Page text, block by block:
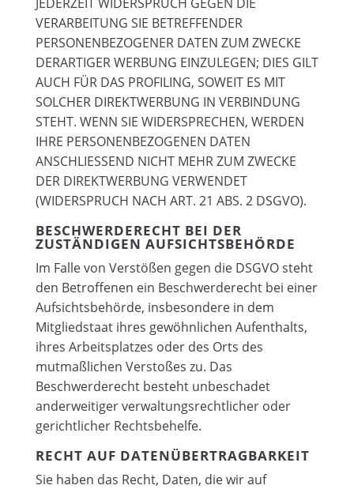
VERARBEITUNG SIE BETREFFENDER
PERSONENBEZOGENER DATEN ZUM ZWECKE
DERARTIGER WERBUNG EINZULEGEN; DIES GILT
AUCH FÜR DAS PROFILING, SOWEIT ES MIT
SOLCHER DIREKTWERBUNG IN VERBINDUNG
STEHT. WENN SIE WIDERSPRECHEN, WERDEN
IHRE PERSONENBEZOGENEN DATEN
ANSCHLIESSEND NICHT MEHR ZUM ZWECKE
DER DIREKTWERBUNG VERWENDET
(WIDERSPRUCH NACH ART. 21 ABS. 2 DSGVO).
BESCHWERDE­RECHT BEI DER
ZUSTÄNDIGEN AUFSICHTS­BEHÖRDE
Im Falle von Verstößen gegen die DSGVO steht
den Betroffenen ein Beschwerderecht bei einer
Aufsichtsbehörde, insbesondere in dem
Mitgliedstaat ihres gewöhnlichen Aufenthalts,
ihres Arbeitsplatzes oder des Orts des
mutmaßlichen Verstoßes zu. Das
Beschwerderecht besteht unbeschadet
anderweitiger verwaltungsrechtlicher oder
gerichtlicher Rechtsbehelfe.
RECHT AUF DATEN­ÜBERTRAG­BARKEIT
Sie haben das Recht, Daten, die wir auf